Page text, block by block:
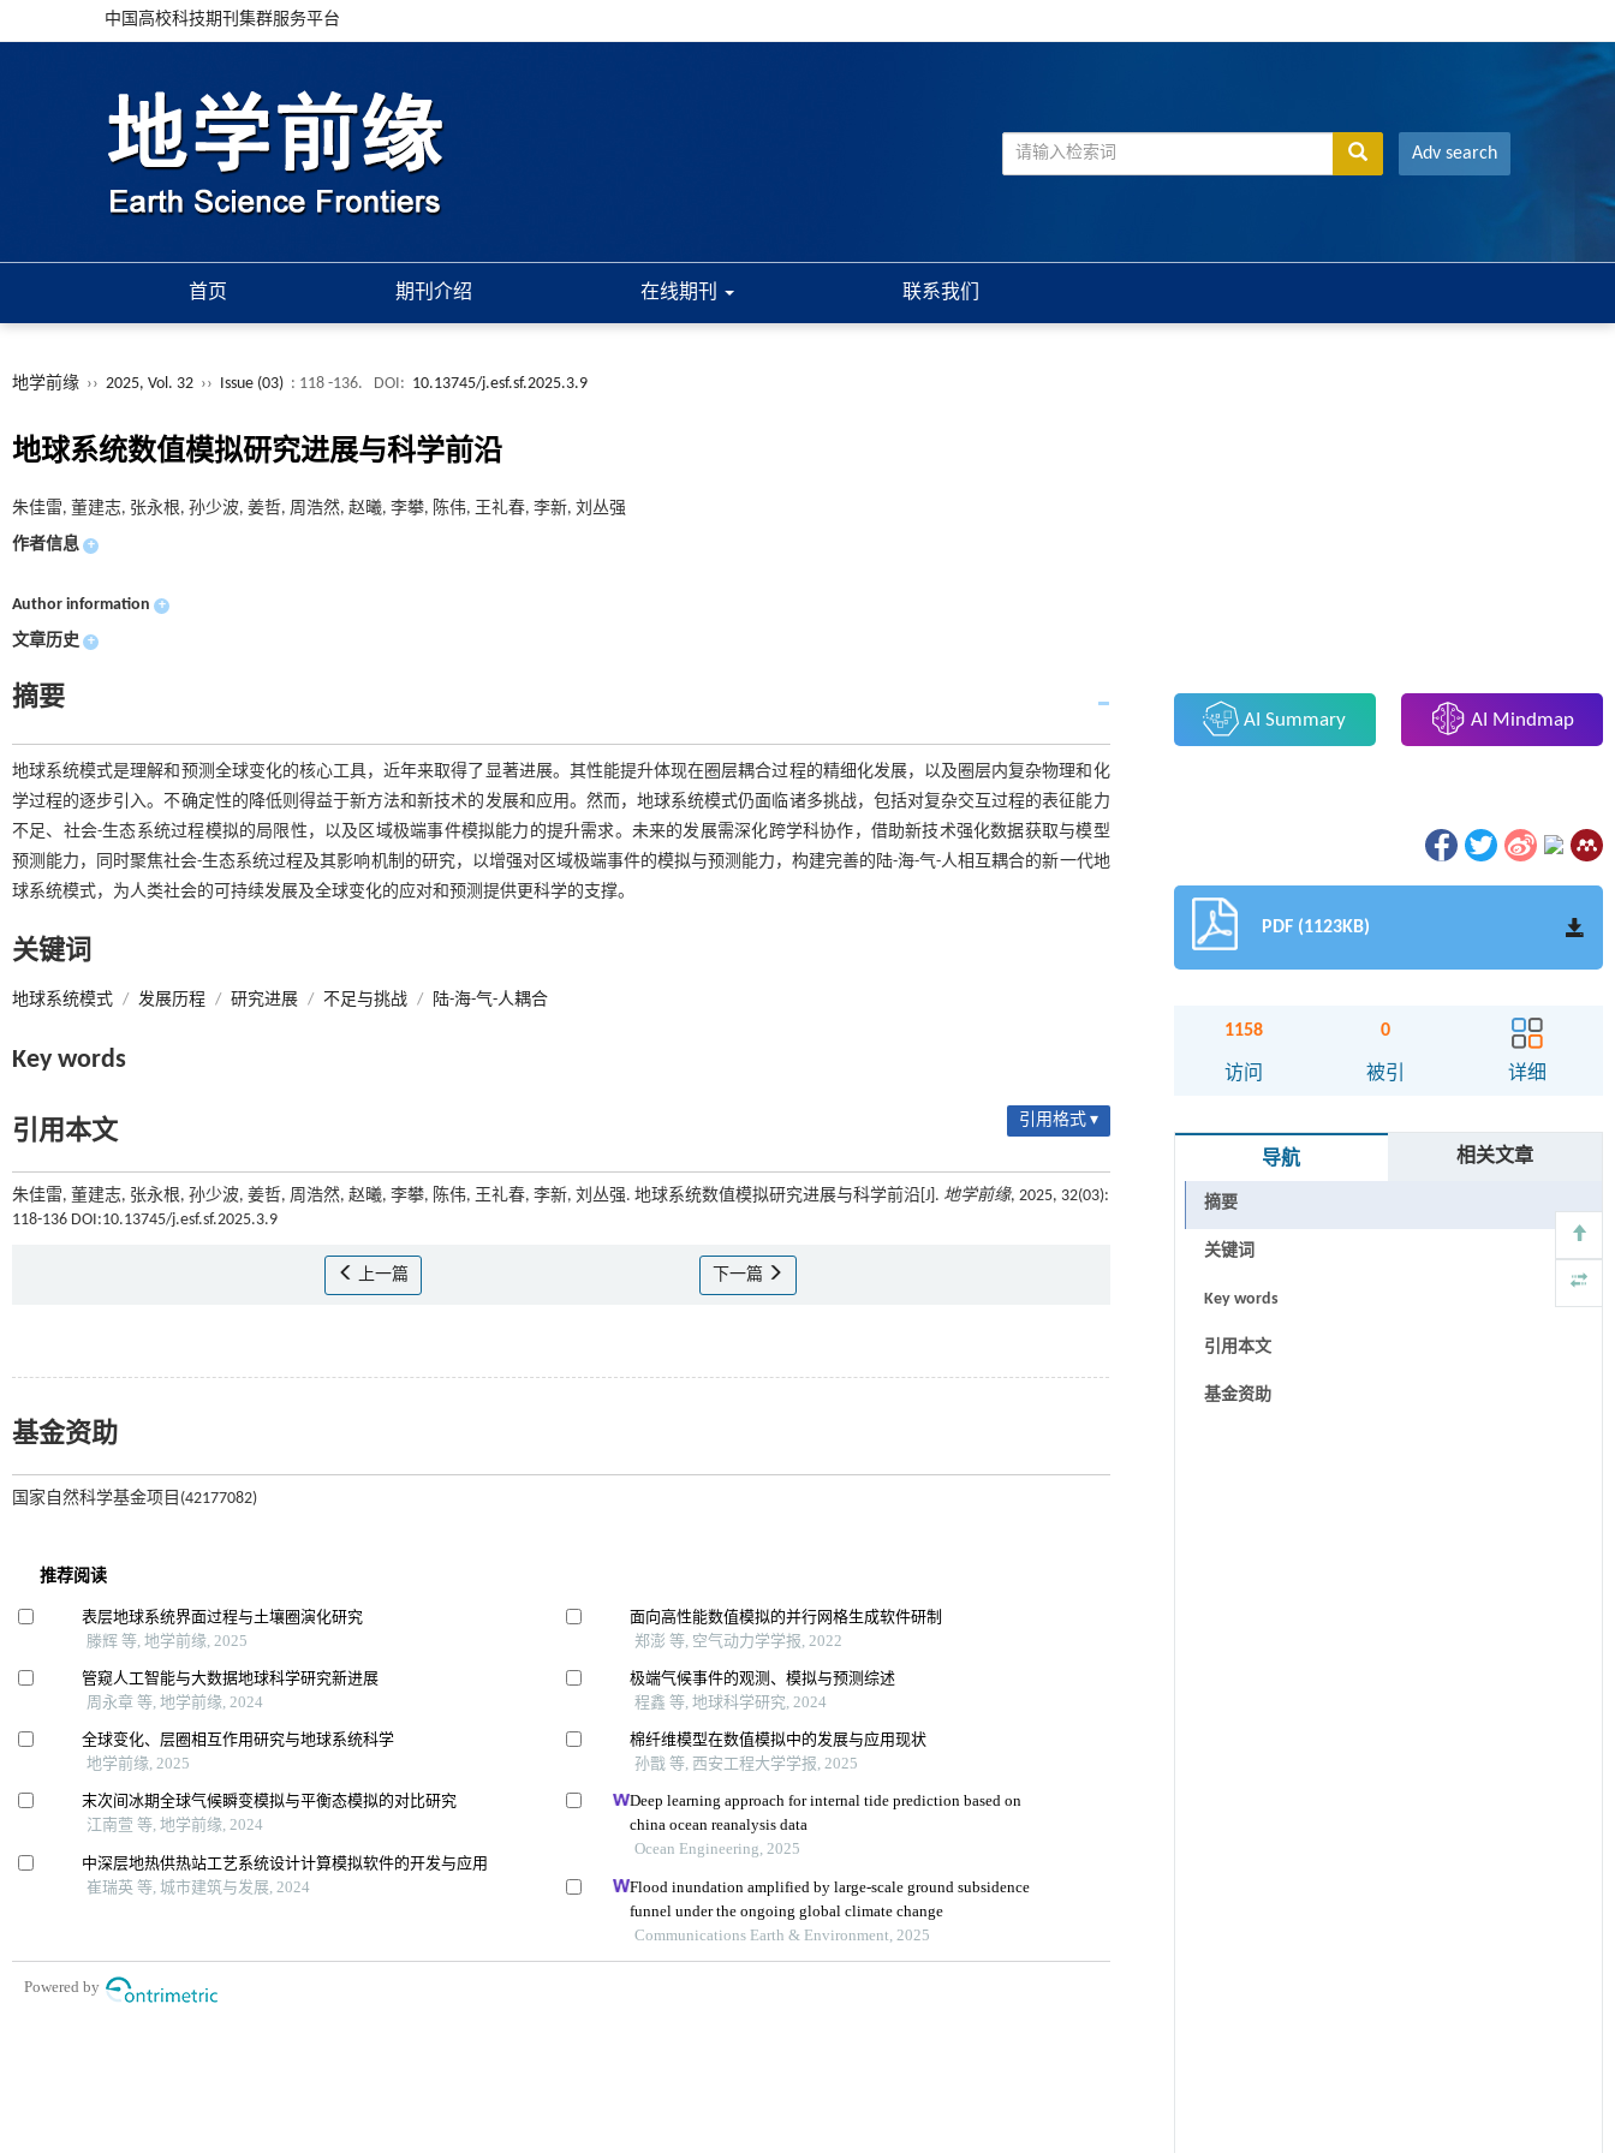
中国高校科技期刊集群服务平台
Adv search
首页 期刊介绍 在线期刊 联系我们
地学前缘 ›› 2025, Vol. 32 ›› Issue (03) : 118 -136. DOI: 10.13745/j.esf.sf.2025.3.9
地球系统数值模拟研究进展与科学前沿
朱佳雷, 董建志, 张永根, 孙少波, 姜哲, 周浩然, 赵曦, 李攀, 陈伟, 王礼春, 李新, 刘丛强
作者信息 +
Author information +
文章历史 +
摘要
地球系统模式是理解和预测全球变化的核心工具，近年来取得了显著进展。其性能提升体现在圈层耦合过程的精细化发展，以及圈层内复杂物理和化
学过程的逐步引入。不确定性的降低则得益于新方法和新技术的发展和应用。然而，地球系统模式仍面临诸多挑战，包括对复杂交互过程的表征能力
不足、社会-生态系统过程模拟的局限性，以及区域极端事件模拟能力的提升需求。未来的发展需深化跨学科协作，借助新技术强化数据获取与模型
预测能力，同时聚焦社会-生态系统过程及其影响机制的研究，以增强对区域极端事件的模拟与预测能力，构建完善的陆-海-气-人相互耦合的新一代地
球系统模式，为人类社会的可持续发展及全球变化的应对和预测提供更科学的支撑。
关键词
地球系统模式 / 发展历程 / 研究进展 / 不足与挑战 / 陆-海-气-人耦合
Key words
引用本文 引用格式 ▾
朱佳雷, 董建志, 张永根, 孙少波, 姜哲, 周浩然, 赵曦, 李攀, 陈伟, 王礼春, 李新, 刘丛强. 地球系统数值模拟研究进展与科学前沿[J]. 地学前缘, 2025, 32(03):
118-136 DOI:10.13745/j.esf.sf.2025.3.9
上一篇 下一篇
基金资助
国家自然科学基金项目(42177082)
AI Summary AI Mindmap
PDF (1123KB)
1158
访问
0
被引 详细
导航 相关文章
摘要
关键词
Key words
引用本文
基金资助